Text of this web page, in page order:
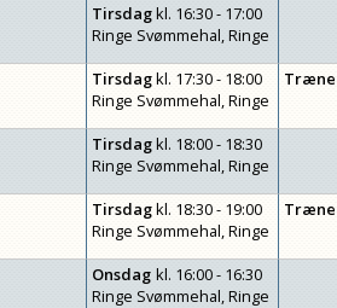
Tirsdagkl. 16:30 - 17:00
Ringe Svømmehal, Ringe
Tirsdagkl. 17:30 - 18:00
Ringe Svømmehal, Ringe
Tirsdagkl. 18:00 - 18:30
Ringe Svømmehal, Ringe
Tirsdagkl. 18:30 - 19:00
Ringe Svømmehal, Ringe
Onsdag kl. 16:00 - 16:30
Ringe Svømmehal, Ringe